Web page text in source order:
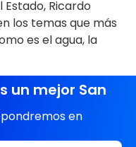
Ricardo
los temas que más
es el agua, la
un mejor San
en